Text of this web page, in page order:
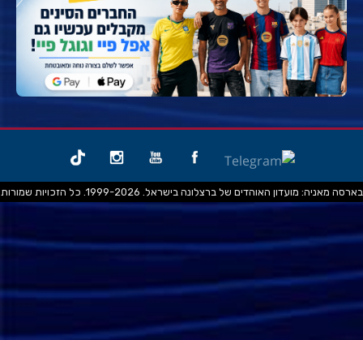
בארסה מאניה: מועדון האוהדים של ברצלונה בישראל. 1999-2026. כל הזכויות שמורות